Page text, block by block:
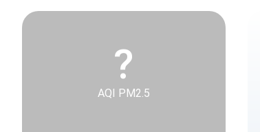
?
AQI PM2.5